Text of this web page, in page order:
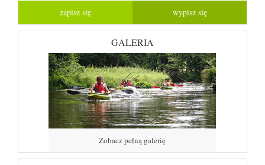
GALERIA
Zobacz pełną galerię